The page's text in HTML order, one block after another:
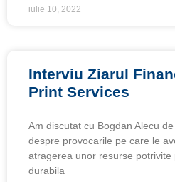
iulie 10, 2022
Interviu Ziarul
Print Services
Am discutat cu Bogdan Alecu
despre provocarile pe care le
atragerea unor resurse potrivite
durabila